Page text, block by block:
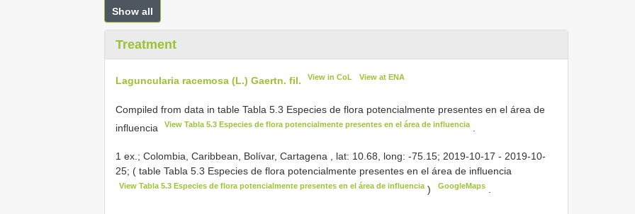
Show all
Treatment
Laguncularia racemosa (L.) Gaertn. fil. View in CoL View at ENA
Compiled from data in table Tabla 5.3 Especies de flora potencialmente presentes en el área de
influencia
View Tabla 5.3 Especies de flora potencialmente presentes en el área de influencia.
1 ex.; Colombia, Caribbean, Bolívar, Cartagena , lat: 10.68, long: -75.15; 2019-10-17 - 2019-10-
25; ( table Tabla 5.3 Especies de flora potencialmente presentes en el área de influencia
View Tabla 5.3 Especies de flora potencialmente presentes en el área de influencia) GoogleMaps.